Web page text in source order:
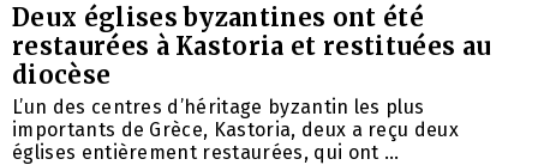
Deux églises byzantines ont été
restaurées à Kastoria et restituées au
diocèse
L’un des centres d’héritage byzantin les plus
importants de Grèce, Kastoria, deux a reçu deux
églises entièrement restaurées, qui ont ...